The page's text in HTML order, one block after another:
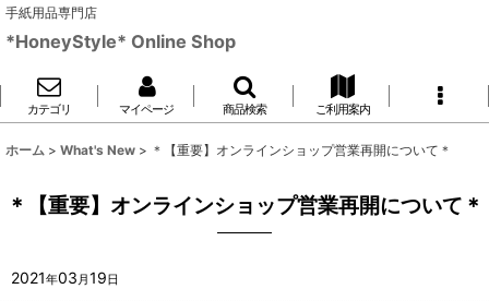
手紙用品専門店
*HoneyStyle* Online Shop
カテゴリ マイページ 商品検索 ご利用案内
ホーム > What's New > ＊【重要】オンラインショップ営業再開について＊
＊【重要】オンラインショップ営業再開について＊
2021年03 月19日